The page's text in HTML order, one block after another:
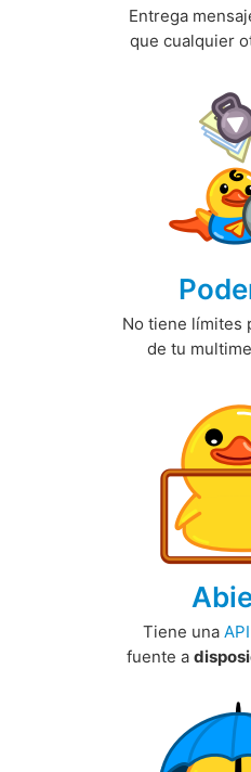
Entrega
que cualquier
No tiene límites
de tu
Tiene una API
fuente a